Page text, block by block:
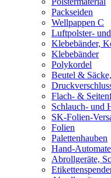
Packseiden
Wellpappen C
Luftpolster-
Klebebänder,
Klebebänder
Polykordel
Beutel &
Flach- &
Schlauch- und
SK-Folien-
Folien
Palettenhauben
Hand-
Abrollgeräte,